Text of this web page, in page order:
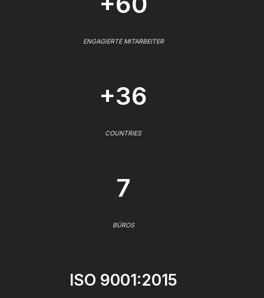
ENGAGIERTE MITARBEITER
+36
COUNTRIES
7
BÜROS
ISO 9001:2015